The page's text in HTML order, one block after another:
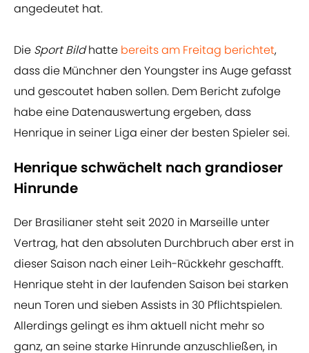
angedeutet hat.
Die Sport Bildhatte bereits am Freitag berichtet,
dass die Münchner den Youngster ins Auge gefasst
und gescoutet haben sollen. Dem Bericht zufolge
habe eine Datenauswertung ergeben, dass
Henrique in seiner Liga einer der besten Spieler sei.
Henrique schwächelt nach grandioser
Hinrunde
Der Brasilianer steht seit 2020 in Marseille unter
Vertrag, hat den absoluten Durchbruch aber erst in
dieser Saison nach einer Leih-Rückkehr geschafft.
Henrique steht in der laufenden Saison bei starken
neun Toren und sieben Assists in 30 Pflichtspielen.
Allerdings gelingt es ihm aktuell nicht mehr so
ganz, an seine starke Hinrunde anzuschließen, in